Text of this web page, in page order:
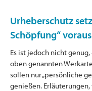
Urheberschutz
Schöpfung“ voraus
Es ist jedoch nicht
oben genannten
sollen nur „persönliche
genießen.